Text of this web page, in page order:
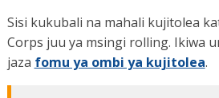
Sisi kukubali na mahali kujitolea
Corps juu ya msingi rolling. Ikiwa
jaza fomu ya ombi ya kujitolea.